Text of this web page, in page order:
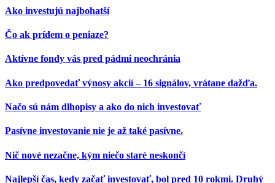
Ako investujú najbohatší
Čo ak prídem o peniaze?
Aktívne fondy vás pred pádmi neochránia
Ako predpovedať výnosy akcií – 16 signálov, vrátane dažďa.
Načo sú nám dlhopisy a ako do nich investovať
Pasívne investovanie nie je až také pasívne.
Nič nové nezačne, kým niečo staré neskončí
Najlepší čas, kedy začať investovať, bol pred 10 rokmi. Druhý